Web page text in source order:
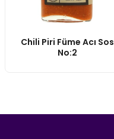
Chili Piri Füme Acı Sos
No:2